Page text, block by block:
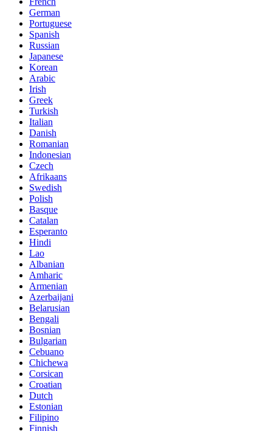
German
Portuguese
Spanish
Russian
Japanese
Korean
Arabic
Irish
Greek
Turkish
Italian
Danish
Romanian
Indonesian
Czech
Afrikaans
Swedish
Polish
Basque
Catalan
Esperanto
Hindi
Lao
Albanian
Amharic
Armenian
Azerbaijani
Belarusian
Bengali
Bosnian
Bulgarian
Cebuano
Chichewa
Corsican
Croatian
Dutch
Estonian
Filipino
Finnish